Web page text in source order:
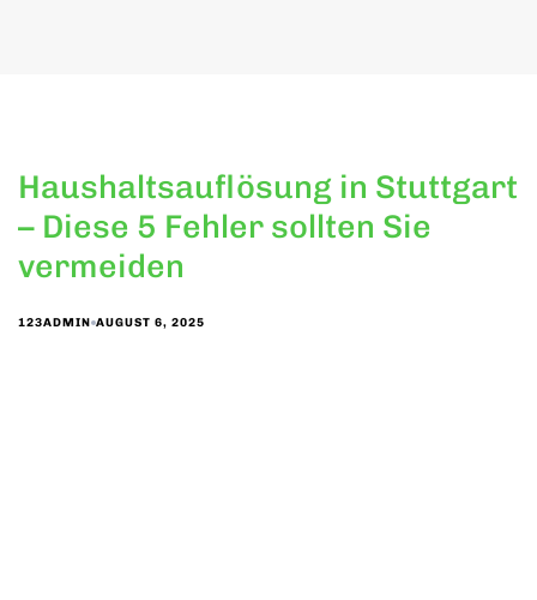
Haushaltsauflösung in Stuttgart
– Diese 5 Fehler sollten Sie
vermeiden
123ADMIN AUGUST 6, 2025